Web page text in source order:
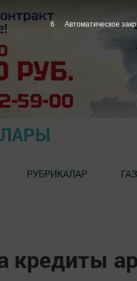
РУБРИКАЛАР
кредиты
5 Автоматическое